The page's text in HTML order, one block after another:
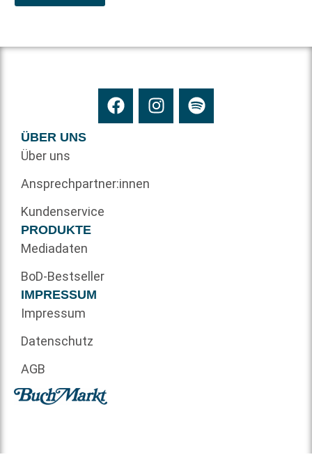
ÜBER UNS
Über uns
Ansprechpartner:innen
Kundenservice
PRODUKTE
Mediadaten
BoD-Bestseller
IMPRESSUM
Impressum
Datenschutz
AGB